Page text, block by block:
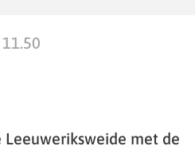
Leeuweriksweide met de